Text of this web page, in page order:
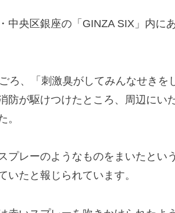
中央区銀座の「GINZA SIX」内に
ろ、「刺激臭がしてみんなせきを
防が駆けつけたところ、周辺にい
。
プレーのようなものをまいたとい
いたと報じられています。